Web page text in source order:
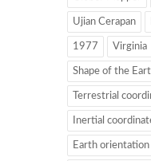
Ujian Cerapan
1977 Virginia
Shape of the
Terrestrial
Inertial
Earth